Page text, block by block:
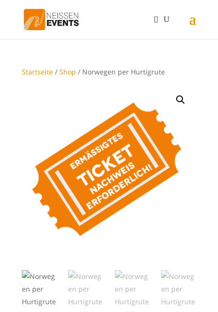
Startseite / Shop / Norwegen per Hurtigrute